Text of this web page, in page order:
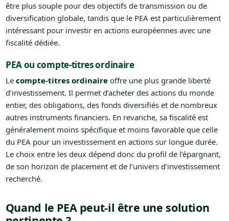
être plus souple pour des objectifs de transmission ou de
diversification globale, tandis que le PEA est particulièrement
intéressant pour investir en actions européennes avec une
fiscalité dédiée.
PEA ou compte-titres ordinaire
Le compte-titres ordinaireoffre une plus grande liberté
d’investissement. Il permet d’acheter des actions du monde
entier, des obligations, des fonds diversifiés et de nombreux
autres instruments financiers. En revanche, sa fiscalité est
généralement moins spécifique et moins favorable que celle
du PEA pour un investissement en actions sur longue durée.
Le choix entre les deux dépend donc du profil de l’épargnant,
de son horizon de placement et de l’univers d’investissement
recherché.
Quand le PEA peut-il être une solution